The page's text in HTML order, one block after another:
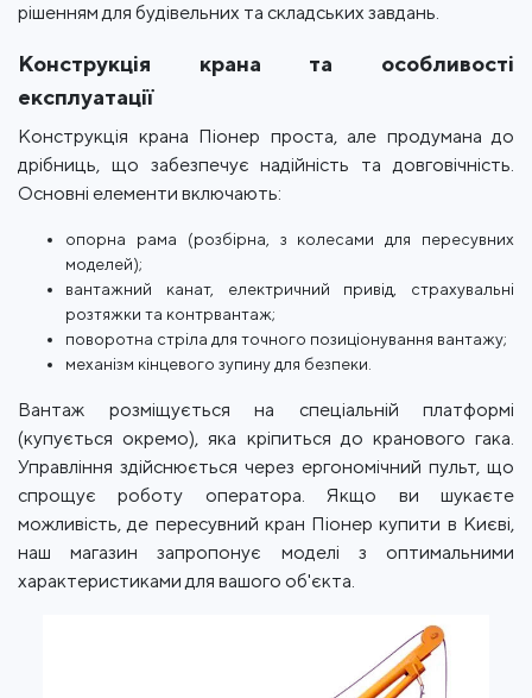
рішенням для будівельних та складських завдань.
Конструкція крана та особливості
експлуатації
Конструкція крана Піонер проста, але продумана до
дрібниць, що забезпечує надійність та довговічність.
Основні елементи включають:
опорна рама (розбірна, з колесами для пересувних
моделей);
вантажний канат, електричний привід, страхувальні
розтяжки та контрвантаж;
поворотна стріла для точного позиціонування вантажу;
механізм кінцевого зупину для безпеки.
Вантаж розміщується на спеціальній платформі
(купується окремо), яка кріпиться до кранового гака.
Управління здійснюється через ергономічний пульт, що
спрощує роботу оператора. Якщо ви шукаєте
можливість, де пересувний кран Піонер купити в Києві,
наш магазин запропонує моделі з оптимальними
характеристиками для вашого об'єкта.